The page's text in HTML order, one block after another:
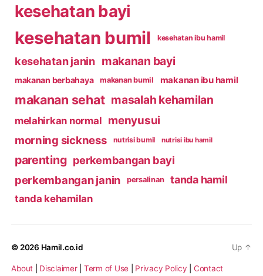
kesehatan bayi
kesehatan bumil kesehatan ibu hamil
kesehatan janin makanan bayi
makanan berbahaya makanan bumil makanan ibu hamil
makanan sehat masalah kehamilan
melahirkan normal menyusui
morning sickness nutrisi bumil nutrisi ibu hamil
parenting perkembangan bayi
perkembangan janin
persalinan tanda hamil
tanda kehamilan
© 2026 Hamil.co.id
About Disclaimer| Term of Use Privacy Policy Contact
Up ↑